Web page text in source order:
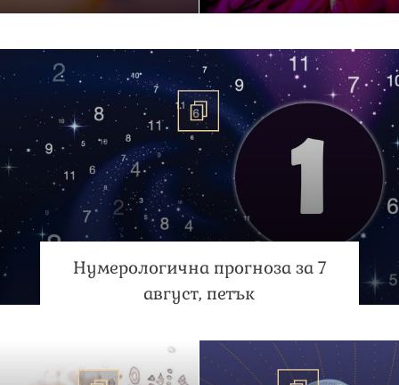
Нумерологична прогноза за 7
август, петък